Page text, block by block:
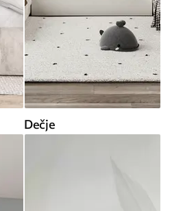
Dečje